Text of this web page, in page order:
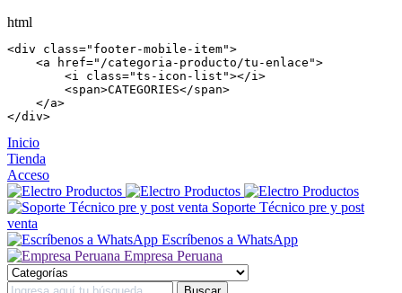
html
<div class="footer-mobile-item">
    <
a href="/categoria-producto/tu-enlace">
        <
i class="ts-icon-list"></i >
        <
span>CATEGORIES</span>
    </
a>
</div>
Inicio
Tienda
Acceso
Soporte Técnico pre y post
venta
Escríbenos a WhatsApp
Empresa Peruana